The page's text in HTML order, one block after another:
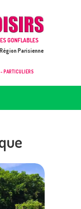
GONFLABLES
Parisienne
PARTICULIERS